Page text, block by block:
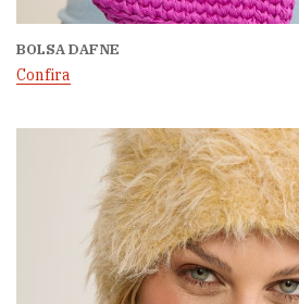
BOLSA DAFNE
Confira